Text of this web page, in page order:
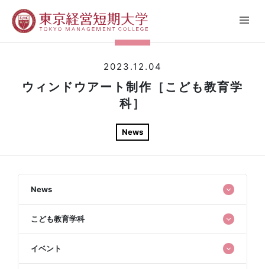
2023.12.04
ウィンドウアート制作［こども教育学
科］
News
News
こども教育学科
イベント